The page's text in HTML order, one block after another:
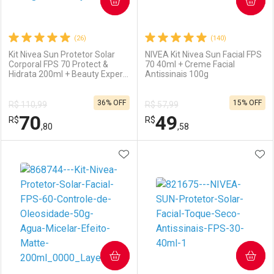
Comprar sem Desconto
Por R$ 39,90/cada
Comprar sem Desconto
Por R$ 39,90/cada
Comprar sem Desconto
Por R$ 66,62/cada
Comprar sem Desconto
Por R$ 66,62/cada
(26)
Kit Nivea Sun Protetor Solar
Corporal FPS 70 Protect &
Hidrata 200ml + Beauty Expert
R$ 110,99
R$70,80
36% OFF
Laboratório
Por Menos
(140)
NIVEA Kit Nivea Sun Facial FPS
70 40ml + Creme Facial
Antissinais 100g
R$ 57,99
R$49,58
15% OFF
Laboratório
Por Menos
ADICIONAR AOS FAVORITOS
COMPRAR COMPRAR